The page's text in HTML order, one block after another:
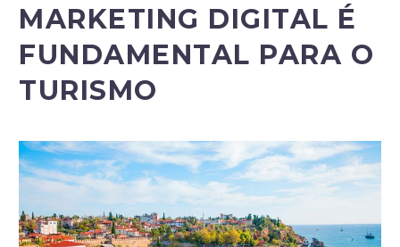
MARKETING DIGITAL É
FUNDAMENTAL PARA O
TURISMO